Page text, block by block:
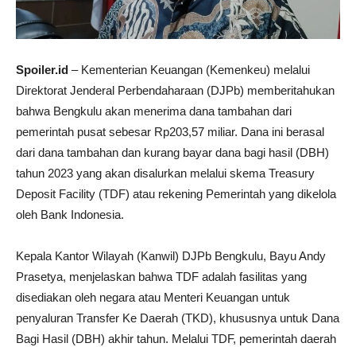
Spoiler.id – Kementerian Keuangan (Kemenkeu) melalui
Direktorat Jenderal Perbendaharaan (DJPb) memberitahukan
bahwa Bengkulu akan menerima dana tambahan dari
pemerintah pusat sebesar Rp203,57 miliar. Dana ini berasal
dari dana tambahan dan kurang bayar dana bagi hasil (DBH)
tahun 2023 yang akan disalurkan melalui skema Treasury
Deposit Facility (TDF) atau rekening Pemerintah yang dikelola
oleh Bank Indonesia.
Kepala Kantor Wilayah (Kanwil) DJPb Bengkulu, Bayu Andy
Prasetya, menjelaskan bahwa TDF adalah fasilitas yang
disediakan oleh negara atau Menteri Keuangan untuk
penyaluran Transfer Ke Daerah (TKD), khususnya untuk Dana
Bagi Hasil (DBH) akhir tahun. Melalui TDF, pemerintah daerah